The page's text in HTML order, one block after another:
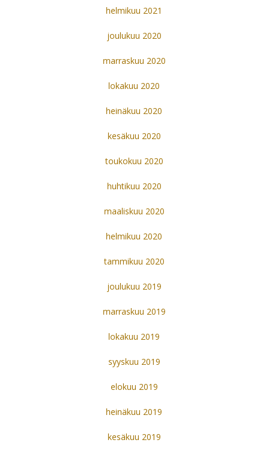
helmikuu 2021
joulukuu 2020
marraskuu 2020
lokakuu 2020
heinäkuu 2020
kesäkuu 2020
toukokuu 2020
huhtikuu 2020
maaliskuu 2020
helmikuu 2020
tammikuu 2020
joulukuu 2019
marraskuu 2019
lokakuu 2019
syyskuu 2019
elokuu 2019
heinäkuu 2019
kesäkuu 2019